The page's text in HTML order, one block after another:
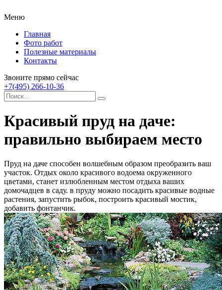
Меню
Главная
Фото работ
Полезные материалы
Контакты
Звоните прямо сейчас
+7(495) 266-10-36
Красивый пруд на даче:
правильно выбираем место
Пруд на даче способен волшебным образом преобразить ваш
участок. Отдых около красивого водоема окруженного
цветами, станет излюбленным местом отдыха ваших
домочадцев в саду. в пруду можно посадить красивые водные
растения, запустить рыбок, построить красивый мостик,
добавить фонтанчик.